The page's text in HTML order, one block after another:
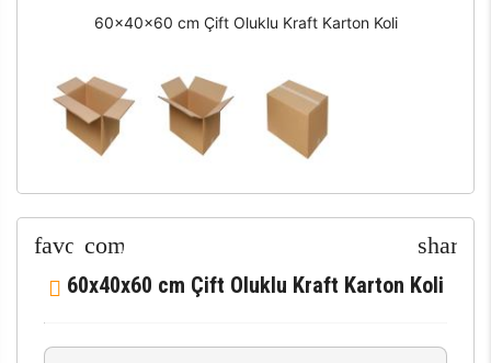
60x40x60 cm Çift Oluklu Kraft Karton Koli
60x40x60 cm Çift Oluklu Kraft Karton Koli